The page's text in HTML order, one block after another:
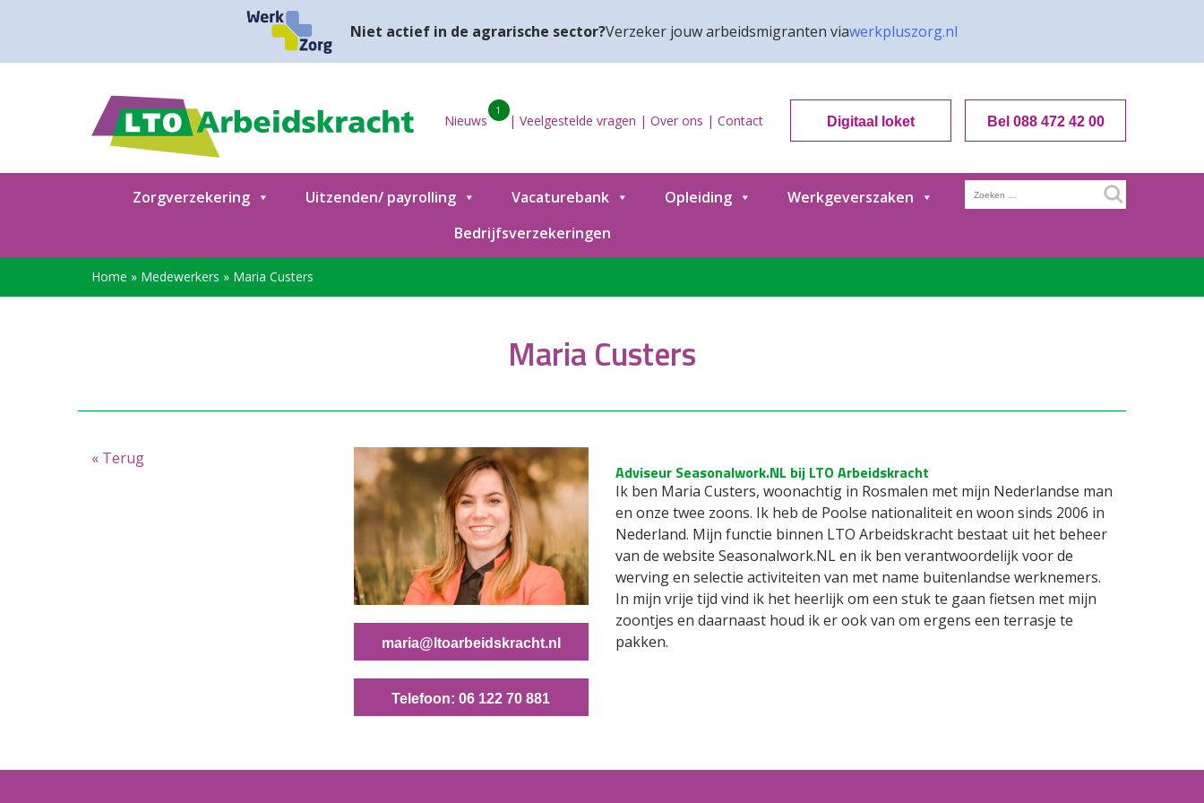
Niet actief in de agrarische sector?Verzeker jouw arbeidsmigranten viawerkpluszorg.nl
Nieuws
1
| Veelgestelde vragen | Over ons | Contact Digitaal loket Bel 088 472 42 00
Zorgverzekering Uitzenden/ payrolling Vacaturebank Opleiding
Werkgeverszaken
Bedrijfsverzekeringen
Zoeken
naar:
Home » Medewerkers » Maria Custers
Maria Custers
« Terug
maria@ltoarbeidskracht.nl
Telefoon: 06 122 70 881
Adviseur Seasonalwork.NL bij LTO Arbeidskracht
Ik ben Maria Custers, woonachtig in Rosmalen met mijn Nederlandse man
en onze twee zoons. Ik heb de Poolse nationaliteit en woon sinds 2006 in
Nederland. Mijn functie binnen LTO Arbeidskracht bestaat uit het beheer
van de website Seasonalwork.NL en ik ben verantwoordelijk voor de
werving en selectie activiteiten van met name buitenlandse werknemers.
In mijn vrije tijd vind ik het heerlijk om een stuk te gaan fietsen met mijn
zoontjes en daarnaast houd ik er ook van om ergens een terrasje te
pakken.